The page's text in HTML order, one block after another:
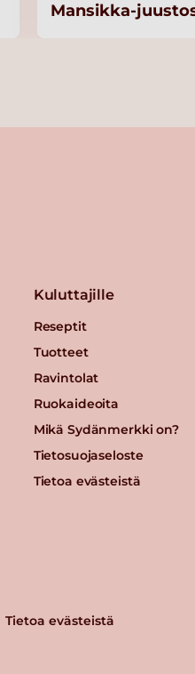
Mansikka-
Kuluttajille
Reseptit
Tuotteet
Ravintolat
Ruokaideoita
Mikä Sydänmerkki on?
Tietosuojaseloste
Tietoa evästeistä
Tietoa evästeistä